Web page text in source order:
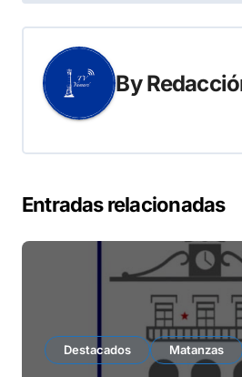
entradas
By
Entradas relacionadas
Destacados Matanzas